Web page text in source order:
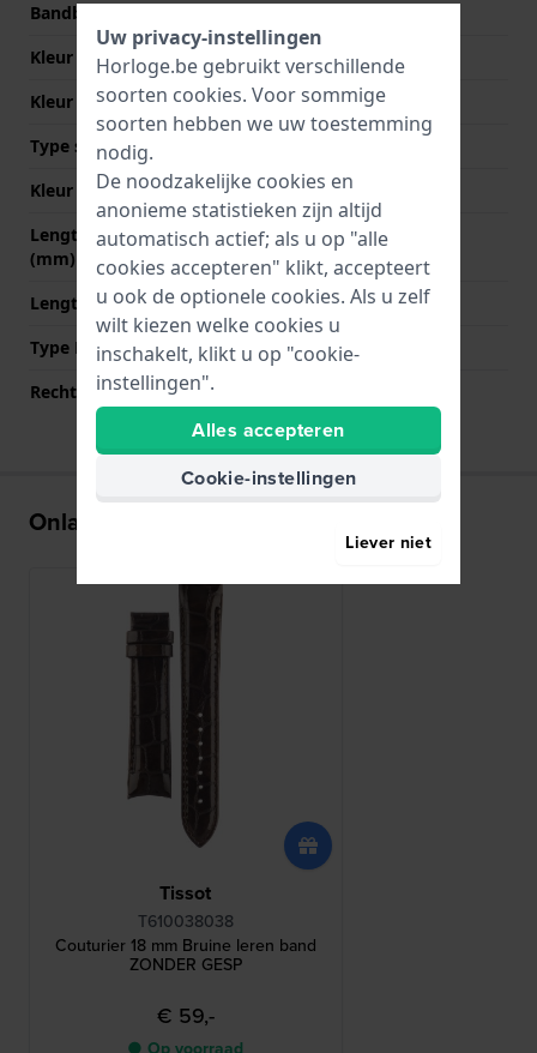
Bandbreedte bij sluiting
Kleur Band
Bruin
Kleur stiksel
Bruin
Type sluiting
Kleur sluiting
NVT
Lengte band op 12 uur
(mm)
75 mm
Lengte band op 6 uur (mm) 110 mm
Type Bevestiging
Bandpennen
Rechte aanzet
Onlangs bekeken
Tissot
T610038038
Couturier 18 mm Bruine leren band
ZONDER GESP
€ 59,-
Uw privacy-instellingen
Horloge.be gebruikt verschillende
soorten cookies. Voor sommige
soorten hebben we uw toestemming
nodig.
De noodzakelijke cookies en
anonieme statistieken zijn altijd
automatisch actief; als u op "alle
cookies accepteren" klikt, accepteert
u ook de optionele cookies. Als u zelf
wilt kiezen welke cookies u
inschakelt, klikt u op "cookie-
instellingen".
Alles accepteren
Cookie-instellingen
Liever niet